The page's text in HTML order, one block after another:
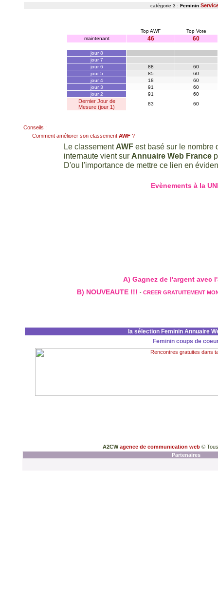
catégorie 3 : Feminin
Top AWF
Top Vote
maintenant
46 60
jour 8
jour 7
jour 6
88
60
jour 5
85
60
jour 4
18
60
jour 3
91
60
jour 2
91 60
Dernier Jour de
Mesure (jour 1)
83 60
Conseils :
Comment améliorer son classement AWF ?
Le classement AWF est basé sur le nombre
internaute vient sur Annuaire Web France
D'ou l'importance de mettre ce lien en
Evènements à la
A) Gagnez de l'argent avec
B) NOUVEAUTE !!! - CREER GRATUITEMENT
la sélection Feminin Annuaire
Feminin coups de
A2CWagence de communication web ©
Partenaires